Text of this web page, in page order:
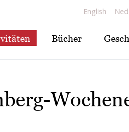
English
Bücher